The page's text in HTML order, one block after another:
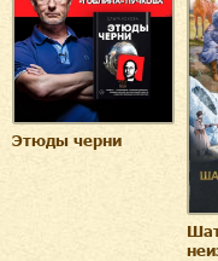
Этюды черни